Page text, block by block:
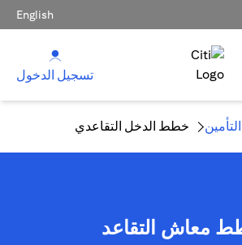
English
تسجيل الدخول
التأمين خطط الدخل التقاعدي
معاش التقاعد